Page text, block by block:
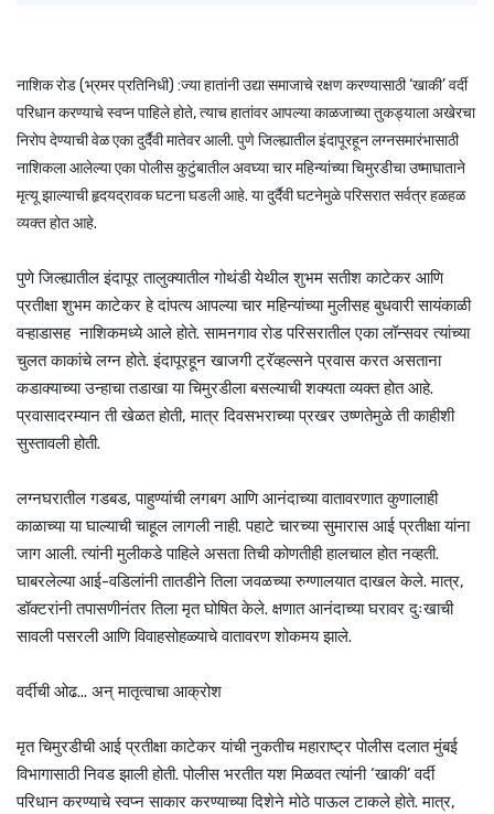
नाशिक रोड (भ्रमर प्रतिनिधी) :ज्या हातांनी उद्या समाजाचे रक्षण करण्यासाठी ‘खाकी’ वर्दी
परिधान करण्याचे स्वप्न पाहिले होते, त्याच हातांवर आपल्या काळजाच्या तुकड्याला अखेरचा
निरोप देण्याची वेळ एका दुर्दैवी मातेवर आली. पुणे जिल्ह्यातील इंदापूरहून लग्नसमारंभासाठी
नाशिकला आलेल्या एका पोलीस कुटुंबातील अवघ्या चार महिन्यांच्या चिमुरडीचा उष्माघाताने
मृत्यू झाल्याची हृदयद्रावक घटना घडली आहे. या दुर्दैवी घटनेमुळे परिसरात सर्वत्र हळहळ
व्यक्त होत आहे.
पुणे जिल्ह्यातील इंदापूर तालुक्यातील गोथंडी येथील शुभम सतीश काटेकर आणि
प्रतीक्षा शुभम काटेकर हे दांपत्य आपल्या चार महिन्यांच्या मुलीसह बुधवारी सायंकाळी
वऱ्हाडासह नाशिकमध्ये आले होते. सामनगाव रोड परिसरातील एका लॉन्सवर त्यांच्या
चुलत काकांचे लग्न होते. इंदापूरहून खाजगी ट्रॅव्हल्सने प्रवास करत असताना
कडाक्याच्या उन्हाचा तडाखा या चिमुरडीला बसल्याची शक्यता व्यक्त होत आहे.
प्रवासादरम्यान ती खेळत होती, मात्र दिवसभराच्या प्रखर उष्णतेमुळे ती काहीशी
सुस्तावली होती.
लग्नघरातील गडबड, पाहुण्यांची लगबग आणि आनंदाच्या वातावरणात कुणालाही
काळाच्या या घाल्याची चाहूल लागली नाही. पहाटे चारच्या सुमारास आई प्रतीक्षा यांना
जाग आली. त्यांनी मुलीकडे पाहिले असता तिची कोणतीही हालचाल होत नव्हती.
घाबरलेल्या आई-वडिलांनी तातडीने तिला जवळच्या रुग्णालयात दाखल केले. मात्र,
डॉक्टरांनी तपासणीनंतर तिला मृत घोषित केले. क्षणात आनंदाच्या घरावर दुःखाची
सावली पसरली आणि विवाहसोहळ्याचे वातावरण शोकमय झाले.
वर्दीची ओढ... अन् मातृत्वाचा आक्रोश
मृत चिमुरडीची आई प्रतीक्षा काटेकर यांची नुकतीच महाराष्ट्र पोलीस दलात मुंबई
विभागासाठी निवड झाली होती. पोलीस भरतीत यश मिळवत त्यांनी ‘खाकी’ वर्दी
परिधान करण्याचे स्वप्न साकार करण्याच्या दिशेने मोठे पाऊल टाकले होते. मात्र,